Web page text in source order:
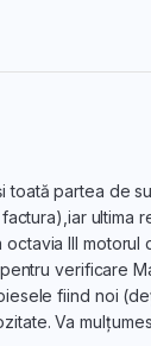
toată partea de
ultima
III motorul
verificare
fiind noi
Va